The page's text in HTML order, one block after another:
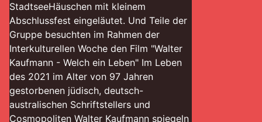
StadtseeHäuschen mit kleinem
Abschlussfest eingeläutet. Und Teile der
Gruppe besuchten im Rahmen der
Interkulturellen Woche den Film "Walter
Kaufmann - Welch ein Leben" Im Leben
des 2021 im Alter von 97 Jahren
gestorbenen jüdisch, deutsch-
australischen Schriftstellers und
Cosmopoliten Walter Kaufmann spiegeln